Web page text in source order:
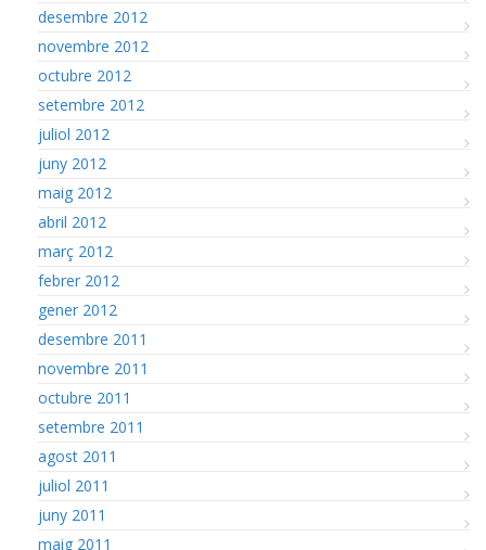
desembre 2012
novembre 2012
octubre 2012
setembre 2012
juliol 2012
juny 2012
maig 2012
abril 2012
març 2012
febrer 2012
gener 2012
desembre 2011
novembre 2011
octubre 2011
setembre 2011
agost 2011
juliol 2011
juny 2011
maig 2011